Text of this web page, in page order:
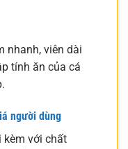
nhanh, viên dài
tính ăn của cá
người dùng
với chất